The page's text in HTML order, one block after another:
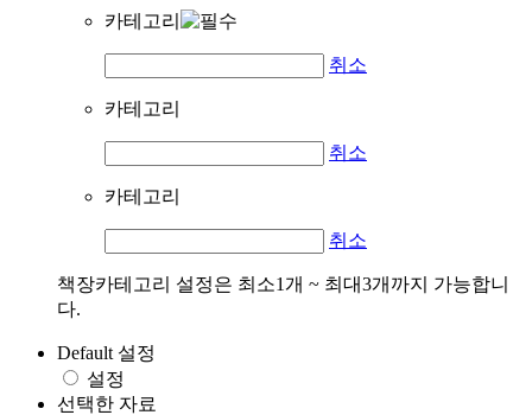
카테고리
취소
카테고리
취소
카테고리
취소
책장카테고리 설정은 최소1개 ~ 최대3개까지 가능합니
다.
Default 설정
설정
선택한 자료